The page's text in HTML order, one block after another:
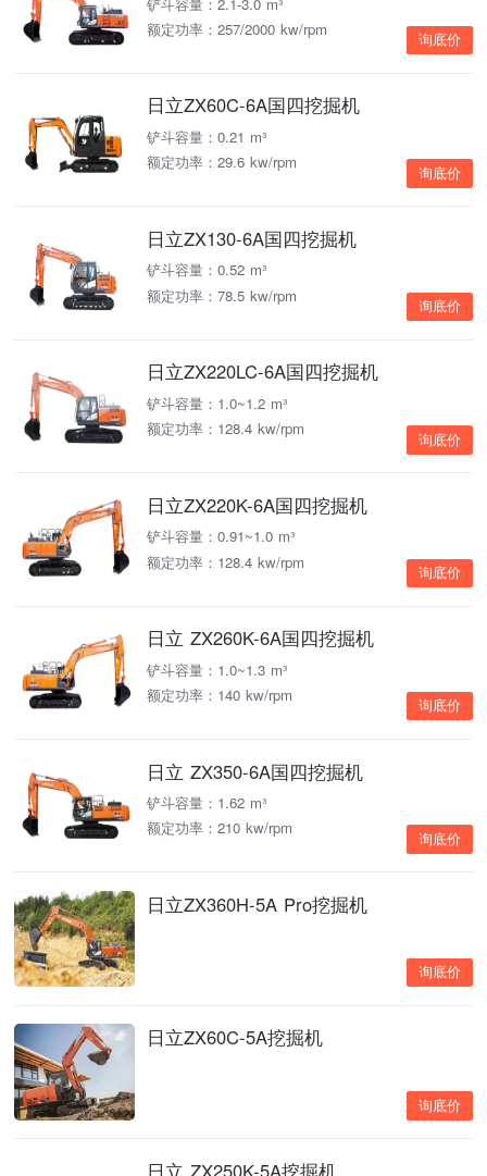
额定功率：257/2000 kw/rpm
询底价
日立ZX60C-6A国四挖掘机
铲斗容量：0.21 m³
额定功率：29.6 kw/rpm
询底价
日立ZX130-6A国四挖掘机
铲斗容量：0.52 m³
额定功率：78.5 kw/rpm
询底价
日立ZX220LC-6A国四挖掘机
铲斗容量：1.0~1.2 m³
额定功率：128.4 kw/rpm
询底价
日立ZX220K-6A国四挖掘机
铲斗容量：0.91~1.0 m³
额定功率：128.4 kw/rpm
询底价
日立 ZX260K-6A国四挖掘机
铲斗容量：1.0~1.3 m³
额定功率：140 kw/rpm
询底价
日立 ZX350-6A国四挖掘机
铲斗容量：1.62 m³
额定功率：210 kw/rpm
询底价
日立ZX360H-5A Pro挖掘机
询底价
日立ZX60C-5A挖掘机
询底价
日立 ZX250K-5A挖掘机